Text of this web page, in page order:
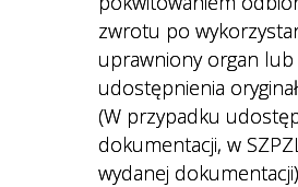
zwrotu po
uprawniony organ
udostępnienia
(W przypadku
dokumentacji, w
wydanej